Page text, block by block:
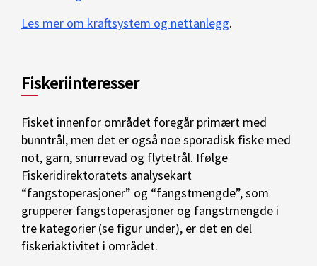
Les mer om kraftsystem og nettanlegg.
Fiskeriinteresser
Fisket innenfor området foregår primært med
bunntrål, men det er også noe sporadisk fiske med
not, garn, snurrevad og flytetrål. Ifølge
Fiskeridirektoratets analysekart
“fangstoperasjoner” og “fangstmengde”, som
grupperer fangstoperasjoner og fangstmengde i
tre kategorier (se figur under), er det en del
fiskeriaktivitet i området.